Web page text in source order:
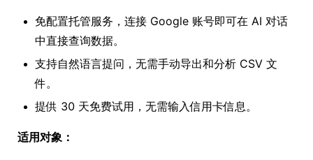
免配置托管服务，连接 Google 账号即可在 AI 对话
中直接查询数据。
支持自然语言提问，无需手动导出和分析 CSV 文
件。
提供 30 天免费试用，无需输入信用卡信息。
适用对象：